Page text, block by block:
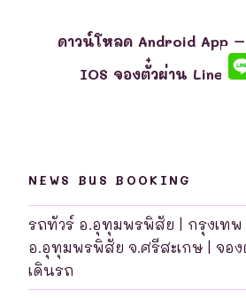
ดาวน์โหลด Android App –
IOS จองตั๋วผ่าน Line
NEWS BUS BOOKING
รถทัวร์ อ.อุทุมพรพิสัย | กรุงเท
อ.อุทุมพรพิสัย จ.ศรีสะเกษ | จอง
เดินรถ